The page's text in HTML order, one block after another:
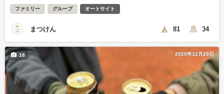
ファミリー グループ オートサイト
まつけん 81 34
2025年12月29日
18